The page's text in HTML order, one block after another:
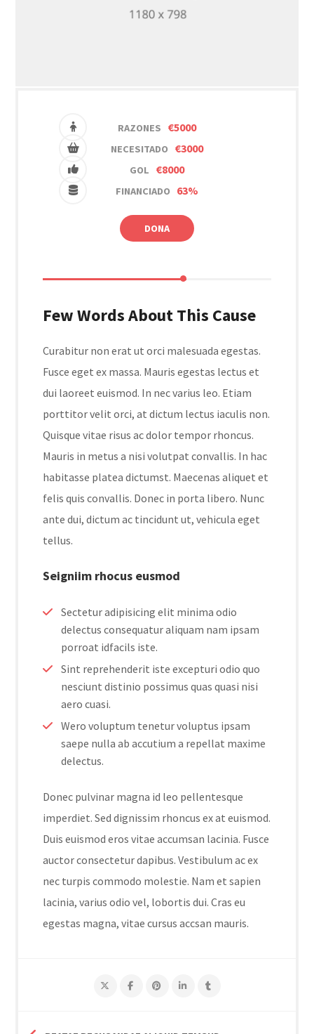
RAZONES €5000
NECESITADO €3000
GOL €8000
FINANCIADO 63%
DONA
Few Words About This Cause
Curabitur non erat ut orci malesuada egestas.
Fusce eget ex massa. Mauris egestas lectus et
dui laoreet euismod. In nec varius leo. Etiam
porttitor velit orci, at dictum lectus iaculis non.
Quisque vitae risus ac dolor tempor rhoncus.
Mauris in metus a nisi volutpat convallis. In hac
habitasse platea dictumst. Maecenas aliquet et
felis quis convallis. Donec in porta libero. Nunc
ante dui, dictum ac tincidunt ut, vehicula eget
tellus.
Seigniim rhocus eusmod
Sectetur adipisicing elit minima odio
delectus consequatur aliquam nam ipsam
porroat idfacils iste.
Sint reprehenderit iste excepturi odio quo
nesciunt distinio possimus quas quasi nisi
aero cuasi.
Wero voluptum tenetur voluptus ipsam
saepe nulla ab accutium a repellat maxime
delectus.
Donec pulvinar magna id leo pellentesque
imperdiet. Sed dignissim rhoncus ex at euismod.
Duis euismod eros vitae accumsan lacinia. Fusce
auctor consectetur dapibus. Vestibulum ac ex
nec turpis commodo molestie. Nam et sapien
lacinia, varius odio vel, lobortis dui. Cras eu
egestas magna, vitae cursus accsan mauris.